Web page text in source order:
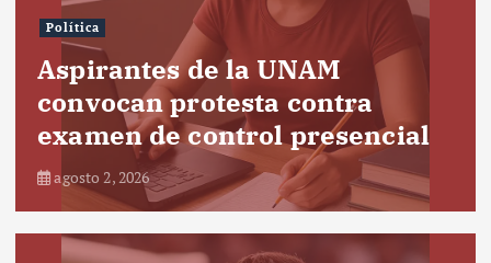
Política
Aspirantes de la UNAM
convocan protesta contra
examen de control presencial
agosto 2, 2026